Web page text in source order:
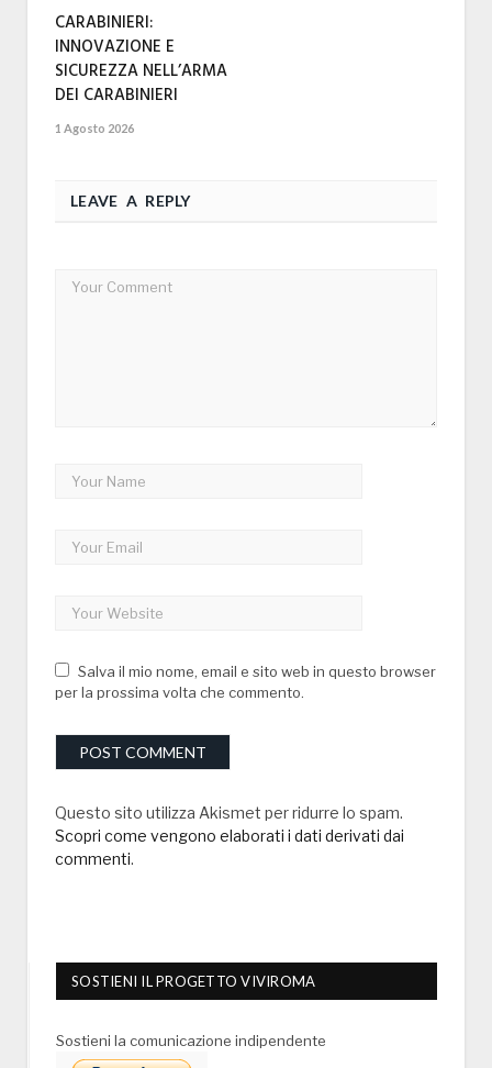
CARABINIERI:
INNOVAZIONE E
SICUREZZA NELL’ARMA
DEI CARABINIERI
1 Agosto 2026
LEAVE A REPLY
Salva il mio nome, email e sito web in questo browser
per la prossima volta che commento.
Questo sito utilizza Akismet per ridurre lo spam.
Scopri come vengono elaborati i dati derivati dai
commenti.
SOSTIENI IL PROGETTO VIVIROMA
Sostieni la comunicazione indipendente